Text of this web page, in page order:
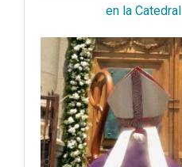
en la